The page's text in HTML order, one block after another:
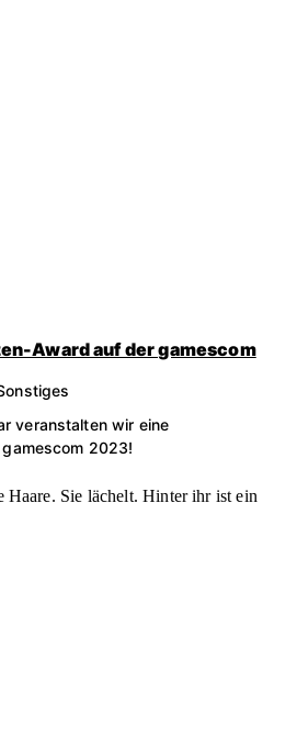
Award auf der gamescom
veranstalten wir eine
2023!